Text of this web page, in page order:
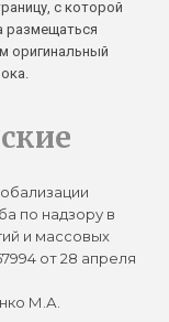
с которой
размещаться
оригинальный
по надзору в
и массовых
от 28 апреля
М.А.